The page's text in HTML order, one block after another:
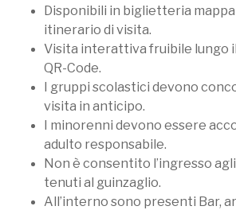
Disponibili in biglietteria
itinerario di visita.
Visita interattiva fruibile lungo
QR-Code.
I gruppi scolastici devono
visita in anticipo.
I minorenni devono essere
adulto responsabile.
Non è consentito l’ingresso
tenuti al guinzaglio.
All’interno sono presenti Bar,